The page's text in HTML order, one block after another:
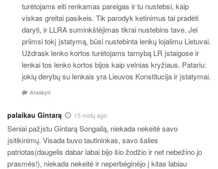
turėtojams eiti renkamas pareigas ir tu nustebsi, kaip
viskas greitai pasikeis. Tik parodyk ketinimus tai pradėti
daryti, ir LLRA suminkštėjimas tikrai nustebins tave. Jei
priimsi tokį įstatymą, būsi nustebinta lenkų lojalimu Lietuvai.
Uždrask lenko kortos turėtojams tarnybą LR įstaigose ir
lenkai tos lenko kortos bijos kaip velnias kryžiaus. Patariu:
jokių derybų su lenkais yra Lieuvos Konstitucija ir įstatymai.
Atsakyti
palaikau Gintarą 15 metų ago
Seniai pažįstu Gintarą Songailą, niekada nekeitė savo
įsitikinimų. Visada buvo tautininkas, savo šalies
patriotas(daugelis dabar labai bijo šio žodžio ir net nebežino jo
prasmės!), niekada nekeitė ir neperbėginėjo į kitas labiau